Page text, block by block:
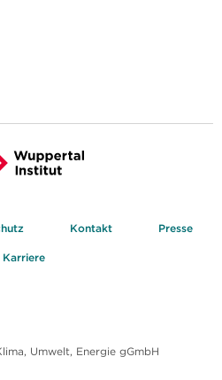
Kontakt Presse
Karriere
Umwelt, Energie gGmbH